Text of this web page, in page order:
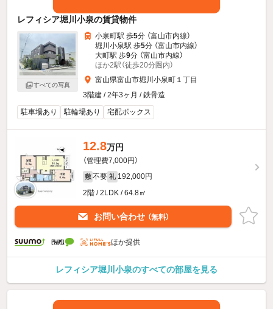
レフィシア堀川小泉の賃貸物件
すべての写真
小泉町駅 歩5分 （富山市内線）
堀川小泉駅 歩5分 （富山市内線）
大町駅 歩9分 （富山市内線）
ほか2駅（徒歩20分圏内）
富山県富山市堀川小泉町１丁目
3階建 / 2年3ヶ月 / 鉄骨造
駐車場あり
駐輪場あり 宅配ボックス
12.8万円
（管理費7,000円）
敷 不要 礼 192,000円
2階 / 2LDK / 64.8㎡
お問い合わせ （無料）
ほか提供
レフィシア堀川小泉のすべての部屋を見る